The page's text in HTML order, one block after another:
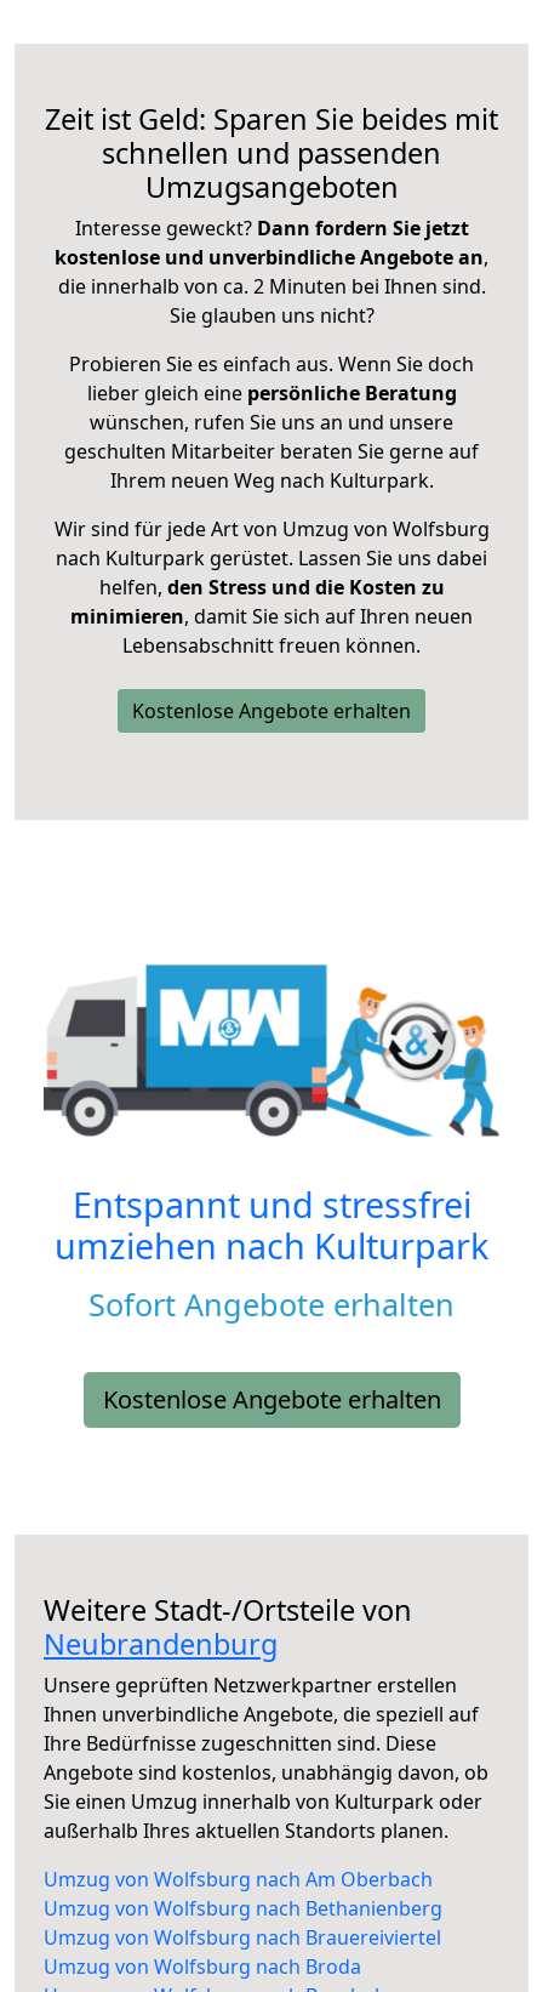
Zeit ist Geld: Sparen Sie beides mit
schnellen und passenden
Umzugsangeboten
Interesse geweckt? Dann fordern Sie jetzt
kostenlose und unverbindliche Angebote an,
die innerhalb von ca. 2 Minuten bei Ihnen sind.
Sie glauben uns nicht?
Probieren Sie es einfach aus. Wenn Sie doch
lieber gleich eine persönliche Beratung
wünschen, rufen Sie uns an und unsere
geschulten Mitarbeiter beraten Sie gerne auf
Ihrem neuen Weg nach Kulturpark.
Wir sind für jede Art von Umzug von Wolfsburg
nach Kulturpark gerüstet. Lassen Sie uns dabei
helfen, den Stress und die Kosten zu
minimieren, damit Sie sich auf Ihren neuen
Lebensabschnitt freuen können.
Kostenlose Angebote erhalten
Entspannt und stressfrei
umziehen nach Kulturpark
Sofort Angebote erhalten
Kostenlose Angebote erhalten
Weitere Stadt-/Ortsteile von
Neubrandenburg
Unsere geprüften Netzwerkpartner erstellen
Ihnen unverbindliche Angebote, die speziell auf
Ihre Bedürfnisse zugeschnitten sind. Diese
Angebote sind kostenlos, unabhängig davon, ob
Sie einen Umzug innerhalb von Kulturpark oder
außerhalb Ihres aktuellen Standorts planen.
Umzug von Wolfsburg nach Am Oberbach
Umzug von Wolfsburg nach Bethanienberg
Umzug von Wolfsburg nach Brauereiviertel
Umzug von Wolfsburg nach Broda